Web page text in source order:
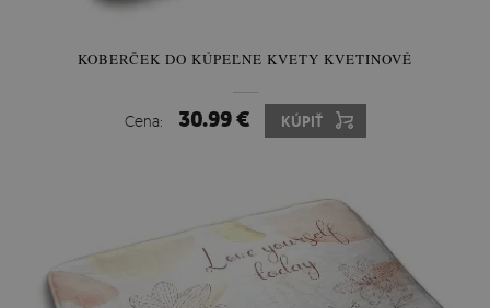
KOBERČEK DO KÚPEĽNE KVETY KVETINOVÉ
Cena: 30.99 € KÚPIŤ